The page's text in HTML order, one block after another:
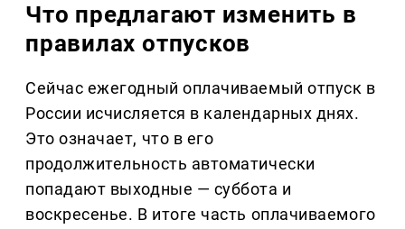
Что предлагают изменить в
правилах отпусков
Сейчас ежегодный оплачиваемый отпуск в
России исчисляется в календарных днях.
Это означает, что в его
продолжительность автоматически
попадают выходные — суббота и
воскресенье. В итоге часть оплачиваемого